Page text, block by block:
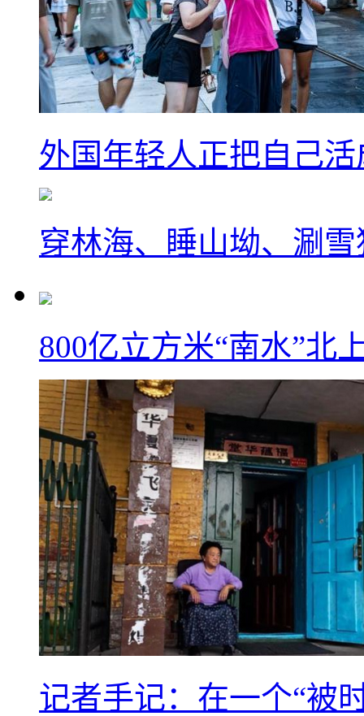
外国年轻人正把自己活
穿林海、睡山坳、涮
800亿立方米“南水”北
记者手记：在一个“被